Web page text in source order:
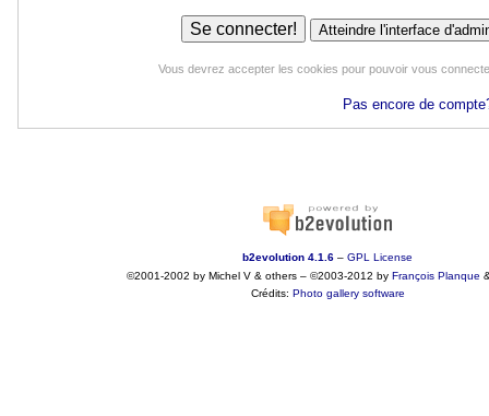
Vous devrez accepter les cookies pour pouvoir vous
Pas encore de
b2evolution 4.1.6 – GPL License
©2001-2002 by Michel V & others– ©2003-2012 by François Planque
Crédits: Photo gallery software